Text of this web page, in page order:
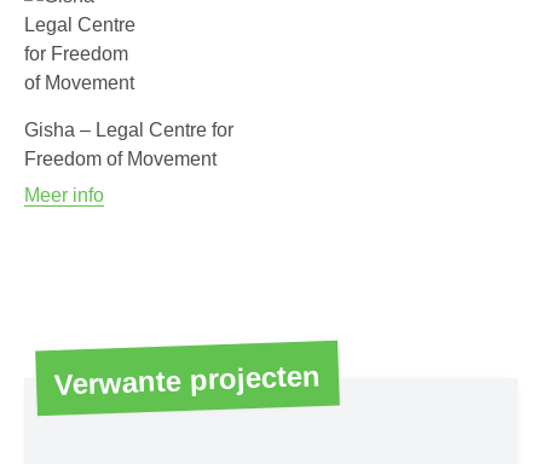
Gisha – Legal Centre for
Freedom of Movement
Meer info
Verwante projecten